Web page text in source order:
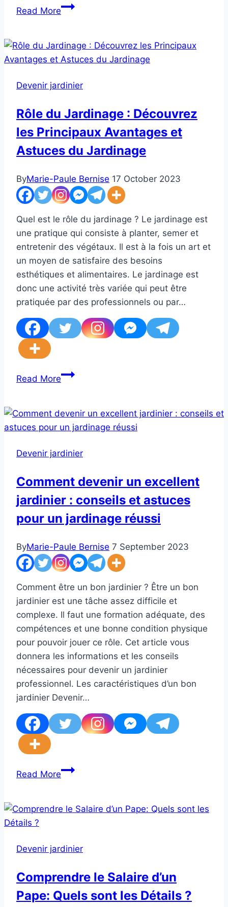
Read MoreOù
Jardinier
:
les
et
Astuces
pour
Trouver
Emploi
Devenir jardinier
Rôle du Jardinage : Découvrez
les Principaux Avantages et
Astuces du Jardinage
ByMarie-Paule Bernise 17 October 2023
Quel est le rôle du jardinage ? Le jardinage est
une pratique qui consiste à planter, semer et
entretenir des végétaux. Il est à la fois un art et
un moyen de satisfaire des besoins
esthétiques et alimentaires. Le jardinage est
donc une activité très variée qui peut être
pratiquée par des professionnels ou par…
Read MoreRôle
:
Découvrez
Principaux
et
Astuces
du
Jardinage
Devenir jardinier
Comment devenir un excellent
jardinier : conseils et astuces
pour un jardinage réussi
ByMarie-Paule Bernise 7 September 2023
Comment être un bon jardinier ? Être un bon
jardinier est une tâche assez difficile et
complexe. Il faut une formation adéquate, des
compétences et une bonne condition physique
pour pouvoir jouer ce rôle. Cet article vous
donnera les informations et les conseils
nécessaires pour devenir un jardinier
professionnel. Les caractéristiques d’un bon
jardinier Devenir…
Read MoreComment
excellent
conseils
astuces
pour
Devenir jardinier
Comprendre le Salaire d’un
Pape: Quels sont les Détails ?